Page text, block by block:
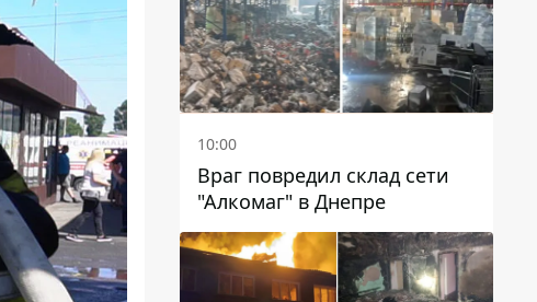
10:00
Враг повредил склад сети
"Алкомаг" в Днепре